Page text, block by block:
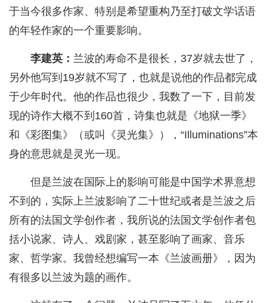
于当今很多作家、特别是希望重构乃至打破文学话语
的年轻作家的一个重要影响。
李建英： 兰波的寿命不是很长，37岁就去世了，
另外他写到19岁就不写了，也就是说他的作品都完成
于少年时代。他的作品也很少，我数了一下，目前发
现的诗作大概不到160首，诗集也就是《地狱一季》
和《彩图集》（或叫《灵光集》），“Illuminations”本
身的意思就是灵光一现。
但是兰波在国际上的影响可能是中国学术界意想
不到的，实际上兰波影响了二十世纪或者是兰波之后
所有的法国文学创作者，我所说的法国文学创作者包
括小说家、诗人、戏剧家，甚至影响了画家、音乐
家、哲学家。我曾经想编写一本《兰波画册》，因为
有很多以兰波为题的画作。